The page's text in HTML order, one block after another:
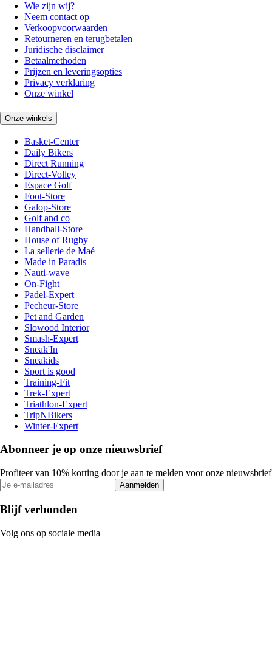
Wie zijn wij?
Neem contact op
Verkoopvoorwaarden
Retourneren en terugbetalen
Juridische disclaimer
Betaalmethoden
Prijzen en leveringsopties
Privacy verklaring
Onze winkel
Onze winkels
Basket-Center
Daily Bikers
Direct Running
Direct-Volley
Espace Golf
Foot-Store
Galop-Store
Golf and co
Handball-Store
House of Rugby
La sellerie de Maé
Made in Paradis
Nauti-wave
On-Fight
Padel-Expert
Pecheur-Store
Pet and Garden
Slowood Interior
Smash-Expert
Sneak'In
Sneakids
Sport is good
Training-Fit
Trek-Expert
Triathlon-Expert
TripNBikers
Winter-Expert
Abonneer je op onze nieuwsbrief
Profiteer van 10% korting door je aan te melden voor onze nieuwsbrief
Aanmelden
Blijf verbonden
Volg ons op sociale media